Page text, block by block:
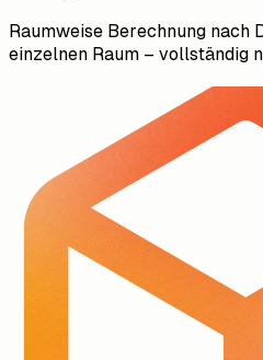
Raumweise Berechnung nach
einzelnen Raum – vollständig